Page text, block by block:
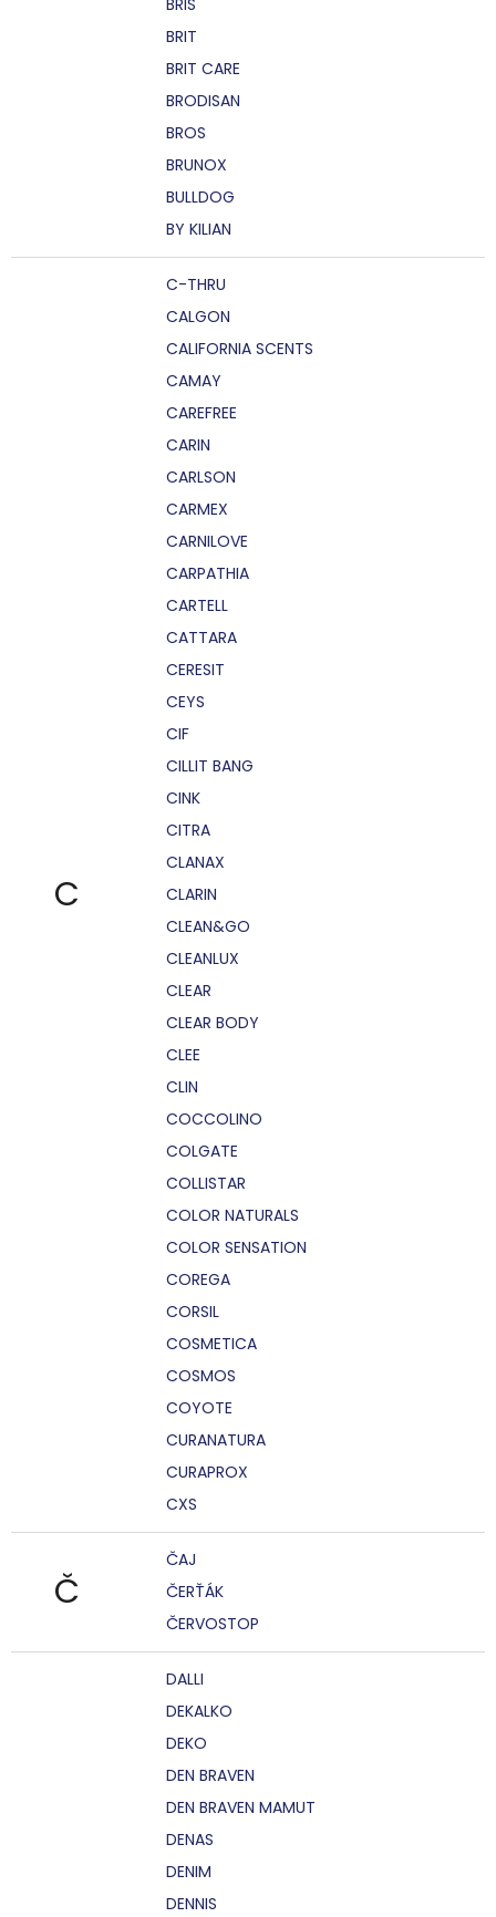
BRIS
BRIT
BRIT CARE
BRODISAN
BROS
BRUNOX
BULLDOG
BY KILIAN
C
C-THRU
CALGON
CALIFORNIA SCENTS
CAMAY
CAREFREE
CARIN
CARLSON
CARMEX
CARNILOVE
CARPATHIA
CARTELL
CATTARA
CERESIT
CEYS
CIF
CILLIT BANG
CINK
CITRA
CLANAX
CLARIN
CLEAN&GO
CLEANLUX
CLEAR
CLEAR BODY
CLEE
CLIN
COCCOLINO
COLGATE
COLLISTAR
COLOR NATURALS
COLOR SENSATION
COREGA
CORSIL
COSMETICA
COSMOS
COYOTE
CURANATURA
CURAPROX
CXS
Č
ČAJ
ČERŤÁK
ČERVOSTOP
DALLI
DEKALKO
DEKO
DEN BRAVEN
DEN BRAVEN MAMUT
DENAS
DENIM
DENNIS